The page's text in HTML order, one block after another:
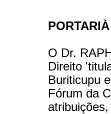
O Dr.
Direito
Buriticupu
Fórum da